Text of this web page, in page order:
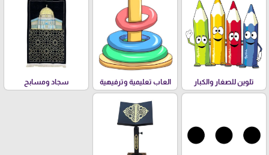
تلوين للصغار والكبار العاب تعليمية وترفيهية سجاد ومسابح